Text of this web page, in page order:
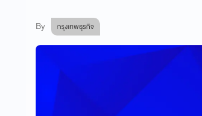
By กรุงเทพธุรกิจ